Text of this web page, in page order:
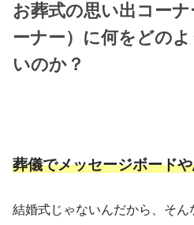
お葬式の思い出コー
ーナー）に何をどの
いのか？
葬儀でメッセージボード
結婚式じゃないんだから、そん